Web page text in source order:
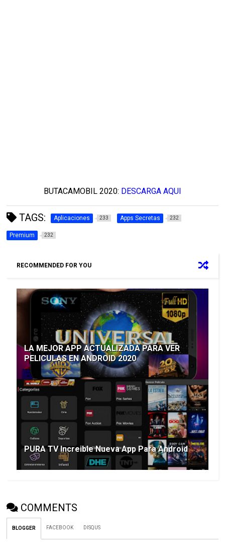
BUTACAMOBIL 2020: DESCARGA AQUI
TAGS: Aplicaciones 233 Apps Secretas 232
Premium 232
RECOMMENDED FOR YOU
LA MEJOR APP ACTUALIZADA PARA VER
PELICULAS EN ANDROID 2020
PURA TV Increible Nueva App Para Android
COMMENTS
BLOGGER FACEBOOK DISQUS